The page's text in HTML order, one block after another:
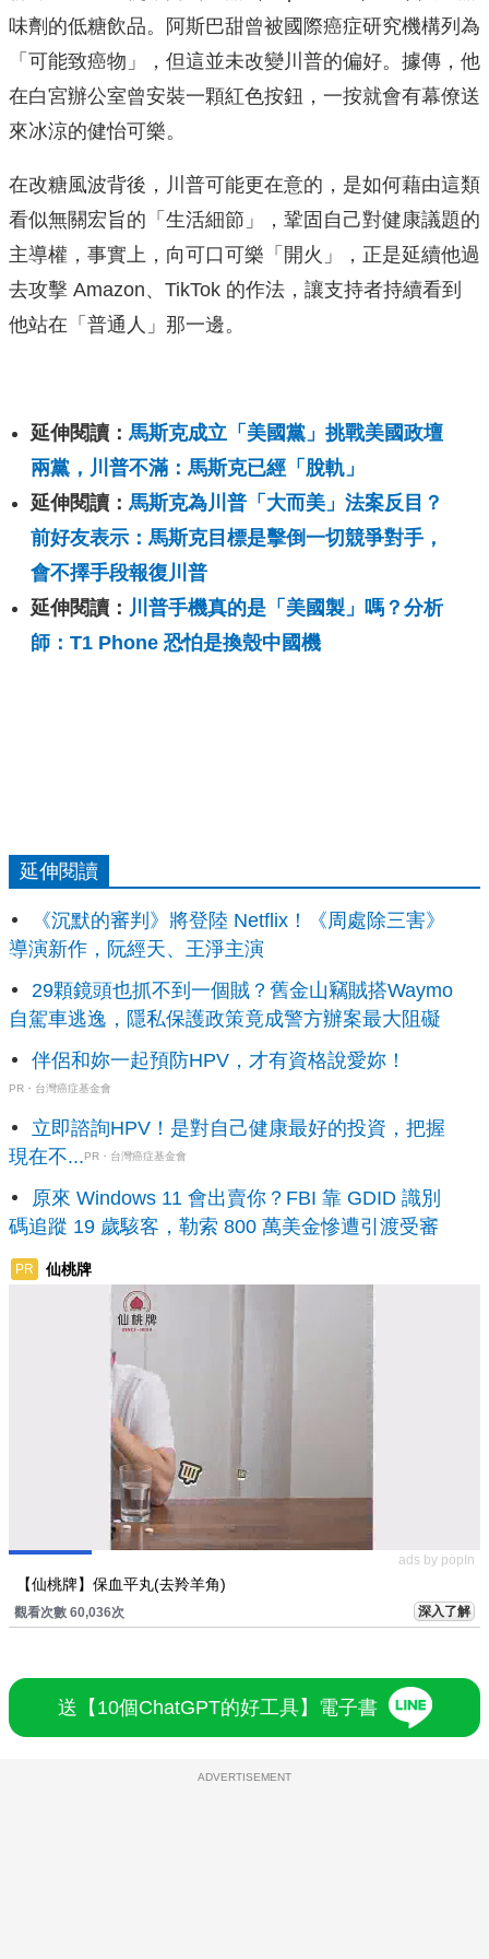
味劑的低糖飲品。阿斯巴甜曾被國際癌症研究機構列為
「可能致癌物」，但這並未改變川普的偏好。據傳，他
在白宮辦公室曾安裝一顆紅色按鈕，一按就會有幕僚送
來冰涼的健怡可樂。
在改糖風波背後，川普可能更在意的，是如何藉由這類
看似無關宏旨的「生活細節」，鞏固自己對健康議題的
主導權，事實上，向可口可樂「開火」，正是延續他過
去攻擊 Amazon、TikTok 的作法，讓支持者持續看到
他站在「普通人」那一邊。
延伸閱讀： 馬斯克成立「美國黨」挑戰美國政壇
兩黨，川普不滿：馬斯克已經「脫軌」
延伸閱讀： 馬斯克為川普「大而美」法案反目？
前好友表示：馬斯克目標是擊倒一切競爭對手，
會不擇手段報復川普
延伸閱讀： 川普手機真的是「美國製」嗎？分析
師：T1 Phone 恐怕是換殼中國機
延伸閱讀
《沉默的審判》將登陸 Netflix！《周處除三害》
導演新作，阮經天、王淨主演
29顆鏡頭也抓不到一個賊？舊金山竊賊搭Waymo
自駕車逃逸，隱私保護政策竟成警方辦案最大阻礙
伴侶和妳一起預防HPV，才有資格說愛妳！
PR・台灣癌症基金會
立即諮詢HPV！是對自己健康最好的投資，把握
現在不...PR・台灣癌症基金會
原來 Windows 11 會出賣你？FBI 靠 GDID 識別
碼追蹤 19 歲駭客，勒索 800 萬美金慘遭引渡受審
PR 仙桃牌
ads by popIn
【仙桃牌】保血平丸(去羚羊角)
觀看次數 60,036次 深入了解
送【10個ChatGPT的好工具】電子書
ADVERTISEMENT